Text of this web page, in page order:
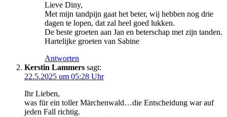
Lieve Diny,
Met mijn tandpijn gaat het beter, wij hebben nog drie
dagen te lopen, dat zal heel goed lukken.
De beste groeten aan Jan en beterschap met zijn tanden.
Hartelijke groeten van Sabine
Antworten
Kerstin Lammers sagt:
22.5.2025 um 05:28 Uhr
Ihr Lieben,
was für ein toller Märchenwald…die Entscheidung war auf
jeden Fall richtig.